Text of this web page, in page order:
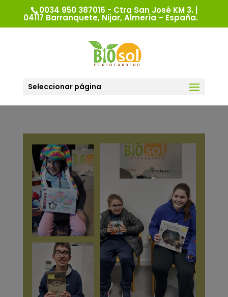
0034 950 387016 - Ctra San José KM 3. |
04117 Barranquete, Nijar, Almería – España.
Seleccionar página